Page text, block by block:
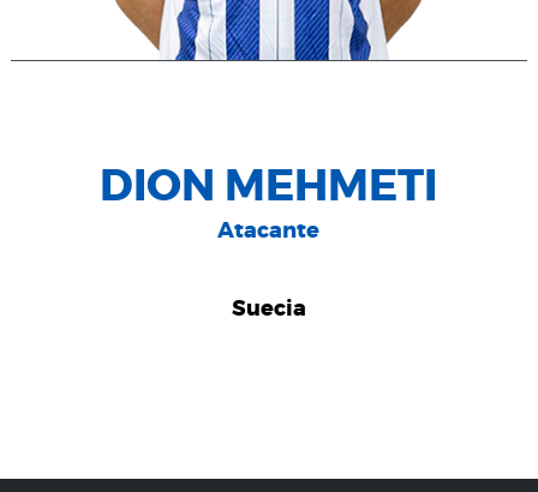
DION MEHMETI
Atacante
Suecia